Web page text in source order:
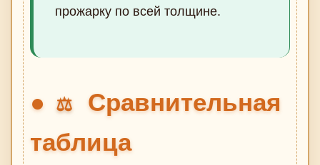
прожарку по всей толщине.
⚖️
Сравнительная
таблица